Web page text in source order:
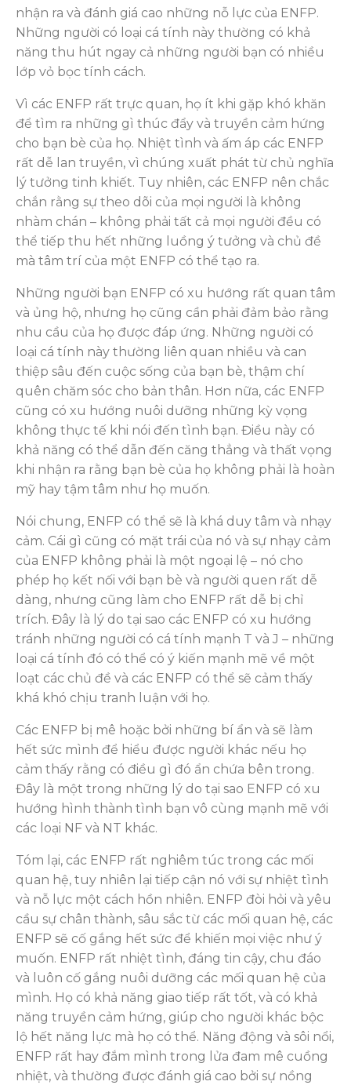
nhận ra và đánh giá cao những nỗ lực của ENFP.
Những người có loại cá tính này thường có khả
năng thu hút ngay cả những người bạn có nhiều
lớp vỏ bọc tính cách.
Vì các ENFP rất trực quan, họ ít khi gặp khó khăn
để tìm ra những gì thúc đẩy và truyền cảm hứng
cho bạn bè của họ. Nhiệt tình và ấm áp các ENFP
rất dễ lan truyền, vì chúng xuất phát từ chủ nghĩa
lý tưởng tinh khiết. Tuy nhiên, các ENFP nên chắc
chắn rằng sự theo dõi của mọi người là không
nhàm chán – không phải tất cả mọi người đều có
thể tiếp thu hết những luồng ý tưởng và chủ đề
mà tâm trí của một ENFP có thể tạo ra.
Những người bạn ENFP có xu hướng rất quan tâm
và ủng hộ, nhưng họ cũng cần phải đảm bảo rằng
nhu cầu của họ được đáp ứng. Những người có
loại cá tính này thường liên quan nhiều và can
thiệp sâu đến cuộc sống của bạn bè, thậm chí
quên chăm sóc cho bản thân. Hơn nữa, các ENFP
cũng có xu hướng nuôi dưỡng những kỳ vọng
không thực tế khi nói đến tình bạn. Điều này có
khả năng có thể dẫn đến căng thẳng và thất vọng
khi nhận ra rằng bạn bè của họ không phải là hoàn
mỹ hay tậm tâm như họ muốn.
Nói chung, ENFP có thể sẽ là khá duy tâm và nhạy
cảm. Cái gì cũng có mặt trái của nó và sự nhạy cảm
của ENFP không phải là một ngoại lệ – nó cho
phép họ kết nối với bạn bè và người quen rất dễ
dàng, nhưng cũng làm cho ENFP rất dễ bị chỉ
trích. Đây là lý do tại sao các ENFP có xu hướng
tránh những người có cá tính mạnh T và J – những
loại cá tính đó có thể có ý kiến ​​mạnh mẽ về một
loạt các chủ đề và các ENFP có thể sẽ cảm thấy
khá khó chịu tranh luận với họ.
Các ENFP bị mê hoặc bởi những bí ẩn và sẽ làm
hết sức mình để hiểu được người khác nếu họ
cảm thấy rằng có điều gì đó ẩn chứa bên trong.
Đây là một trong những lý do tại sao ENFP có xu
hướng hình thành tình bạn vô cùng mạnh mẽ với
các loại NF và NT khác.
Tóm lại, các ENFP rất nghiêm túc trong các mối
quan hệ, tuy nhiên lại tiếp cận nó với sự nhiệt tình
và nỗ lực một cách hồn nhiên. ENFP đòi hỏi và yêu
cầu sự chân thành, sâu sắc từ các mối quan hệ, các
ENFP sẽ cố gắng hết sức để khiến mọi việc như ý
muốn. ENFP rất nhiệt tình, đáng tin cậy, chu đáo
và luôn cố gắng nuôi dưỡng các mối quan hệ của
mình. Họ có khả năng giao tiếp rất tốt, và có khả
năng truyền cảm hứng, giúp cho người khác bộc
lộ hết năng lực mà họ có thể. Năng động và sôi nổi,
ENFP rất hay đắm mình trong lửa đam mê cuồng
nhiệt, và thường được đánh giá cao bởi sự nồng